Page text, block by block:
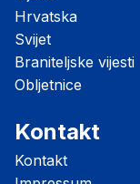
Hrvatska
Svijet
Braniteljske vijesti
Obljetnice
Kontakt
Kontakt